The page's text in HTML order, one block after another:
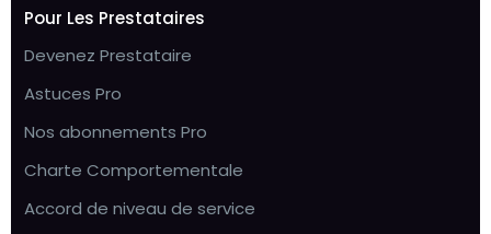
Pour Les Prestataires
Devenez Prestataire
Astuces Pro
Nos abonnements Pro
Charte Comportementale
Accord de niveau de service